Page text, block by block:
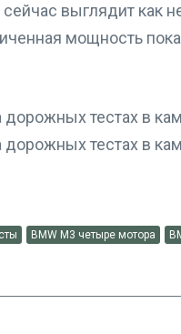
выглядит
мощность
BMW M3 четыре мотора